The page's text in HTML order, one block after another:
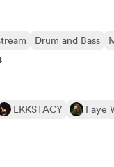
Drum and Bass
EKKSTACY Faye